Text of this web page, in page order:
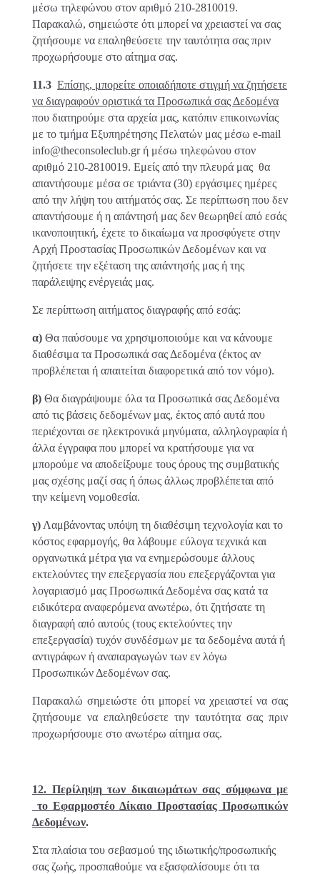
μέσω τηλεφώνου στον αριθμό 210-2810019.
Παρακαλώ, σημειώστε ότι μπορεί να χρειαστεί να σας
ζητήσουμε να επαληθεύσετε την ταυτότητα σας πριν
προχωρήσουμε στο αίτημα σας.
11.3 Επίσης, μπορείτε οποιαδήποτε στιγμή να ζητήσετε
να διαγραφούν οριστικά τα Προσωπικά σας Δεδομένα
που διατηρούμε στα αρχεία μας, κατόπιν επικοινωνίας
με το τμήμα Εξυπηρέτησης Πελατών μας μέσω e-mail
info@theconsoleclub.gr ή μέσω τηλεφώνου στον
αριθμό 210-2810019. Εμείς από την πλευρά μας θα
απαντήσουμε μέσα σε τριάντα (30) εργάσιμες ημέρες
από την λήψη του αιτήματός σας. Σε περίπτωση που δεν
απαντήσουμε ή η απάντησή μας δεν θεωρηθεί από εσάς
ικανοποιητική, έχετε το δικαίωμα να προσφύγετε στην
Αρχή Προστασίας Προσωπικών Δεδομένων και να
ζητήσετε την εξέταση της απάντησής μας ή της
παράλειψης ενέργειάς μας.
Σε περίπτωση αιτήματος διαγραφής από εσάς:
α) Θα παύσουμε να χρησιμοποιούμε και να κάνουμε
διαθέσιμα τα Προσωπικά σας Δεδομένα (έκτος αν
προβλέπεται ή απαιτείται διαφορετικά από τον νόμο).
β) Θα διαγράψουμε όλα τα Προσωπικά σας Δεδομένα
από τις βάσεις δεδομένων μας, έκτος από αυτά που
περιέχονται σε ηλεκτρονικά μηνύματα, αλληλογραφία ή
άλλα έγγραφα που μπορεί να κρατήσουμε για να
μπορούμε να αποδείξουμε τους όρους της συμβατικής
μας σχέσης μαζί σας ή όπως άλλως προβλέπεται από
την κείμενη νομοθεσία.
γ)Λαμβάνοντας υπόψη τη διαθέσιμη τεχνολογία και το
κόστος εφαρμογής, θα λάβουμε εύλογα τεχνικά και
οργανωτικά μέτρα για να ενημερώσουμε άλλους
εκτελούντες την επεξεργασία που επεξεργάζονται για
λογαριασμό μας Προσωπικά Δεδομένα σας κατά τα
ειδικότερα αναφερόμενα ανωτέρω, ότι ζητήσατε τη
διαγραφή από αυτούς (τους εκτελούντες την
επεξεργασία) τυχόν συνδέσμων με τα δεδομένα αυτά ή
αντιγράφων ή αναπαραγωγών των εν λόγω
Προσωπικών Δεδομένων σας.
Παρακαλώ σημειώστε ότι μπορεί να χρειαστεί να σας
ζητήσουμε να επαληθεύσετε την ταυτότητα σας πριν
προχωρήσουμε στο ανωτέρω αίτημα σας.
12. Περίληψη των δικαιωμάτων σας σύμφωνα με
το Εφαρμοστέο Δίκαιο Προστασίας Προσωπικών
Δεδομένων.
Στα πλαίσια του σεβασμού της ιδιωτικής/προσωπικής
σας ζωής, προσπαθούμε να εξασφαλίσουμε ότι τα